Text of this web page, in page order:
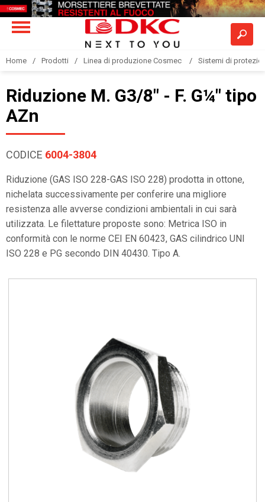
Home Prodotti Linea di produzione Cosmec Sistemi di
Riduzione M. G3/8" - F. G¼" tipo
AZn
CODICE 6004-3804
Riduzione (GAS ISO 228-GAS ISO 228) prodotta in ottone,
nichelata successivamente per conferire una migliore
resistenza alle avverse condizioni ambientali in cui sarà
utilizzata. Le filettature proposte sono: Metrica ISO in
conformità con le norme CEI EN 60423, GAS cilindrico UNI
ISO 228 e PG secondo DIN 40430. Tipo A.